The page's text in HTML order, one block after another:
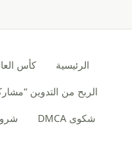
الرئيسية كأس العالم
الربح من التدوين
شكوى DMCA